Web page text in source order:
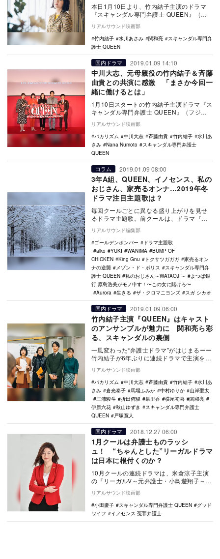
本日1月10日より、竹内結子主演のドラマ
『スキャンダル専門弁護士 QUEEN』（フ
ジテレビ系）が放送される。 本作は、法
廷で…
リアルサウンド映画部
竹内結子
水川あさみ 関和亮
スキャンダル専門弁
護士 QUEEN
国内ドラマ 2019.01.09 14:10
中川大志、元母親役の竹内結子＆斉藤
由貴との共演に感激 「まさか今回一
緒に働けるとは」
1月10日スタートの竹内結子主演ドラマ『ス
キャンダル専門弁護士 QUEEN』（フジテ
レビ系）の緊急号外制作発表会が、1月9日
に都…
リアルサウンド映画部
バカリズム
中川大志 斉藤由貴 竹内結子
水川あ
さみ
Nana Numoto
スキャンダル専門弁護士
QUEEN
コラム 2019.01.09 08:00
3年A組、QUEEN、イノセンス、私の
おじさん、家売るオンナ…2019年冬
ドラマ注目主題歌は？
毎回クールごとに異なる盛り上がりを見せ
るドラマ主題歌。前クールは、ドラマ『今
日から俺は！！』（日本テレビ系）が好評
を博し、同時に…
リアルサウンド編集部
ゴールデンボンバー
ドラマ主題歌
aiko
YUKI WANIMA
BUMP OF
CHICKEN
King Gnu トクサツガガガ
家売るオン
ナの逆襲
メゾン・ド・ポリス
スキャンダル専門弁
護士 QUEEN
私のおじさん～WATAOJI～
よつば銀
行 原島浩美がモノ申す！〜この女に賭けろ〜
Aurora
生きる ザ・クロマニヨンズ スガ シカオ
国内ドラマ 2019.01.09 06:00
竹内結子主演『QUEEN』はキャスト
のアンサンブルが魅力に 関和亮ら彩
る、スキャンダルの裏側
一風変わった“弁護士ドラマ”がはじまるーー
竹内結子が6年ぶりに連続ドラマで主演を果
たす、木曜劇場『スキャンダル専門弁護士
QUE…
リアルサウンド映画部
バカリズム
中川大志 斉藤由貴 竹内結子
水川あ
さみ
倉光泰子 馬場ふみか 中村ゆりか
山岸聖太
三浦駿斗
折田侑駿 泉里香 横尾初喜
関和亮
伊原六花
秋山ゆずき
スキャンダル専門弁護士
QUEEN
戸塚寛人
国内ドラマ 2018.12.27 06:00
1月クールは弁護士ものラッシ
ュ！ “ちゃんとした”リーガルドラマ
は日本に根付くのか？
10月クールの連続ドラマは、米倉涼子主演
の『リーガルV～元弁護士・小鳥遊翔子～』
（テレビ朝日系）と、アメリカの人気ドラ
マの日本版…
リアルサウンド映画部
小田慶子
スキャンダル専門弁護士 QUEEN
グッド
ワイフ
イノセンス 冤罪弁護士